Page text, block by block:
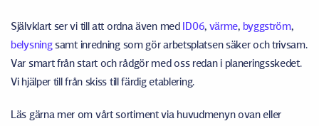
Självklart ser vi till att ordna även med ID06, värme, byggström,
belysningsamt inredning som gör arbetsplatsen säker och trivsam.
Var smart från start och rådgör med oss redan i planeringsskedet.
Vi hjälper till från skiss till färdig etablering.
Läs gärna mer om vårt sortiment via huvudmenyn ovan eller